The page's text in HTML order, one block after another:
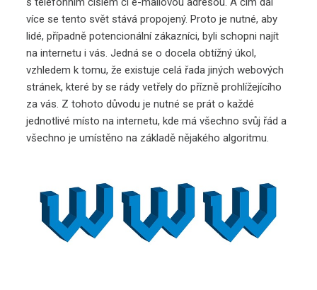
více se tento svět stává propojený. Proto je nutné, aby
lidé, případně potencionální zákazníci, byli schopni najít
na internetu i vás. Jedná se o docela obtížný úkol,
vzhledem k tomu, že existuje celá řada jiných webových
stránek, které by se rády vetřely do přízně prohlížejícího
za vás. Z tohoto důvodu je nutné se prát o každé
jednotlivé místo na internetu, kde má všechno svůj řád a
všechno je umístěno na základě nějakého algoritmu.